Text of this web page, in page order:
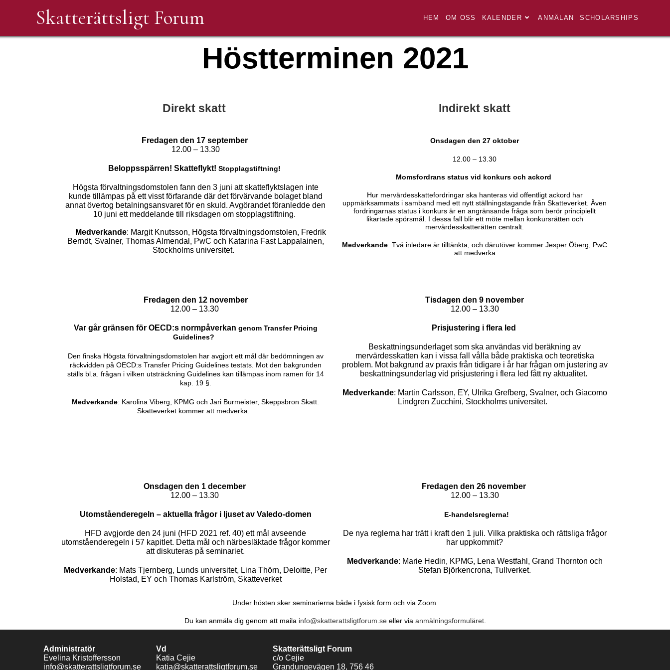
Skatterättsligt Forum HEM OM OSS KALENDER ANMÄLAN SCHOLARSHIPS
Höstterminen 2021
Direkt skatt Indirekt skatt
Fredagen den 17 september
12.00 – 13.30
Beloppsspärren! Skatteflykt! Stopplagstiftning!
Högsta förvaltningsdomstolen fann den 3 juni att skatteflyktslagen inte
kunde tillämpas på ett visst förfarande där det förvärvande bolaget bland
annat övertog betalningsansvaret för en skuld. Avgörandet föranledde den
10 juni ett meddelande till riksdagen om stopplagstiftning.
Medverkande: Margit Knutsson, Högsta förvaltningsdomstolen, Fredrik
Berndt, Svalner, Thomas Almendal, PwC och Katarina Fast Lappalainen,
Stockholms universitet.
Onsdagen den 27 oktober
12.00 – 13.30
Momsfordrans status vid konkurs och ackord
Hur mervärdesskattefordringar ska hanteras vid offentligt ackord har
uppmärksammats i samband med ett nytt ställningstagande från Skatteverket. Även
fordringarnas status i konkurs är en angränsande fråga som berör principiellt
likartade spörsmål. I dessa fall blir ett möte mellan konkursrätten och
mervärdesskatterätten centralt.
Medverkande: Två inledare är tilltänkta, och därutöver kommer Jesper Öberg, PwC
att medverka
Fredagen den 12 november
12.00 – 13.30
Var går gränsen för OECD:s normpåverkan genom Transfer Pricing
Guidelines?
Den finska Högsta förvaltningsdomstolen har avgjort ett mål där bedömningen av
räckvidden på OECD:s Transfer Pricing Guidelines testats. Mot den bakgrunden
ställs bl.a. frågan i vilken utsträckning Guidelines kan tillämpas inom ramen för 14
kap. 19 §.
Medverkande: Karolina Viberg, KPMG och Jari Burmeister, Skeppsbron Skatt.
Skatteverket kommer att medverka.
Tisdagen den 9 november
12.00 – 13.30
Prisjustering i flera led
Beskattningsunderlaget som ska användas vid beräkning av
mervärdesskatten kan i vissa fall vålla både praktiska och teoretiska
problem. Mot bakgrund av praxis från tidigare i år har frågan om justering av
beskattningsunderlag vid prisjustering i flera led fått ny aktualitet.
Medverkande: Martin Carlsson, EY, Ulrika Grefberg, Svalner, och Giacomo
Lindgren Zucchini, Stockholms universitet.
Onsdagen den 1 december
12.00 – 13.30
Utomståenderegeln – aktuella frågor i ljuset av Valedo-domen
HFD avgjorde den 24 juni (HFD 2021 ref. 40) ett mål avseende
utomståenderegeln i 57 kapitlet. Detta mål och närbesläktade frågor kommer
att diskuteras på seminariet.
Medverkande: Mats Tjernberg, Lunds universitet, Lina Thörn, Deloitte, Per
Holstad, EY och Thomas Karlström, Skatteverket
Fredagen den 26 november
12.00 – 13.30
E-handelsreglerna!
De nya reglerna har trätt i kraft den 1 juli. Vilka praktiska och rättsliga frågor
har uppkommit?
Medverkande: Marie Hedin, KPMG, Lena Westfahl, Grand Thornton och
Stefan Björkencrona, Tullverket.
Under hösten sker seminarierna både i fysisk form och via Zoom
Du kan anmäla dig genom att maila info@skatterattsligtforum.seeller via anmälningsformuläret.
Administratör
Evelina Kristoffersson
info@skatterattsligtforum.se
Vd
Katia Cejie
katia@skatterattsligtforum.se
Skatterättsligt Forum
c/o Cejie
Grandungevägen 18, 756 46